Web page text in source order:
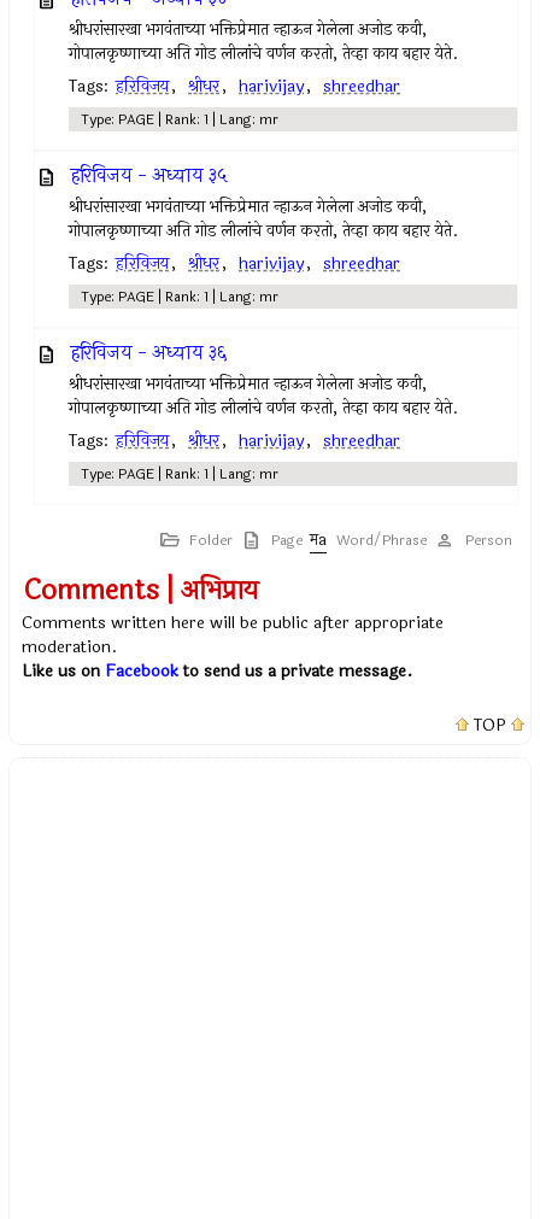
श्रीधरांसारखा भगवंताच्या भक्तिप्रेमात न्हाऊन गेलेला अजोड कवी,
गोपालकृष्णाच्या अति गोड लीलांचे वर्णन करतो, तेव्हा काय बहार येते.
Tags: हरिविजय, श्रीधर, harivijay, shreedhar
Type: PAGE | Rank: 1 | Lang: mr
हरिविजय - अध्याय ३५
श्रीधरांसारखा भगवंताच्या भक्तिप्रेमात न्हाऊन गेलेला अजोड कवी,
गोपालकृष्णाच्या अति गोड लीलांचे वर्णन करतो, तेव्हा काय बहार येते.
Tags: हरिविजय, श्रीधर, harivijay, shreedhar
Type: PAGE | Rank: 1 | Lang: mr
हरिविजय - अध्याय ३६
श्रीधरांसारखा भगवंताच्या भक्तिप्रेमात न्हाऊन गेलेला अजोड कवी,
गोपालकृष्णाच्या अति गोड लीलांचे वर्णन करतो, तेव्हा काय बहार येते.
Tags: हरिविजय, श्रीधर, harivijay, shreedhar
Type: PAGE | Rank: 1 | Lang: mr
Folder Page Word/Phrase Person
Comments | अभिप्राय
Comments written here will be public after appropriate
moderation.
Like us on Facebookto send us a private message.
TOP